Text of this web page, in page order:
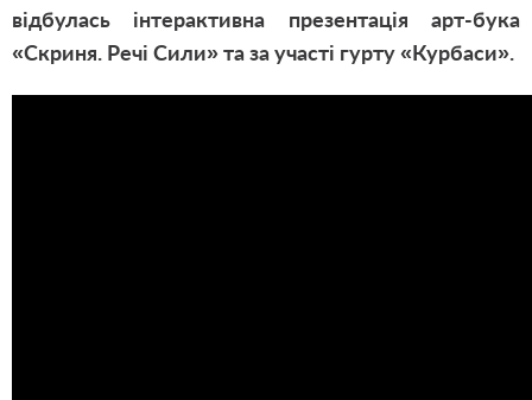
відбулась інтерактивна презентація арт-бука
«Скриня. Речі Сили» та за участі гурту «Курбаси».